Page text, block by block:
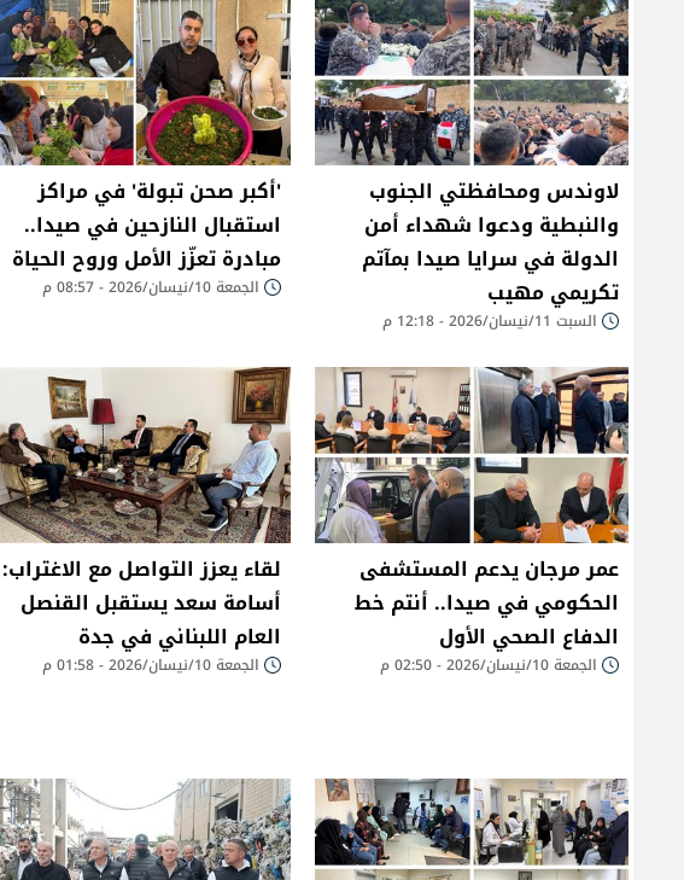
لاوندس ومحافظتي الجنوب
والنبطية ودعوا شهداء أمن
الدولة في سرايا صيدا بمآتم
تكريمي مهيب
السبت 11/نيسان/2026 - 12:18 م
'أكبر صحن تبولة' في مراكز
استقبال النازحين في صيدا..
مبادرة تعزّز الأمل وروح الحياة
الجمعة 10/نيسان/2026 - 08:57 م
عمر مرجان يدعم المستشفى
الحكومي في صيدا.. أنتم خط
الدفاع الصحي الأول
الجمعة 10/نيسان/2026 - 02:50 م
لقاء يعزز التواصل مع الاغتراب:
أسامة سعد يستقبل القنصل
العام اللبناني في جدة
الجمعة 10/نيسان/2026 - 01:58 م